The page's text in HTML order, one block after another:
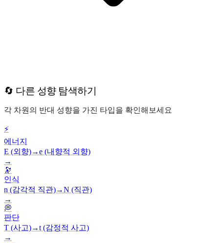
🔄 다른 성향 탐색하기
각 차원의 반대 성향을 가진 타입을 확인해보세요
⚡
에너지
E (외향)→e (내향적 외향)
→
🔭
인식
n (감각적 직관)→N (직관)
→
💭
판단
T (사고)→t (감정적 사고)
→